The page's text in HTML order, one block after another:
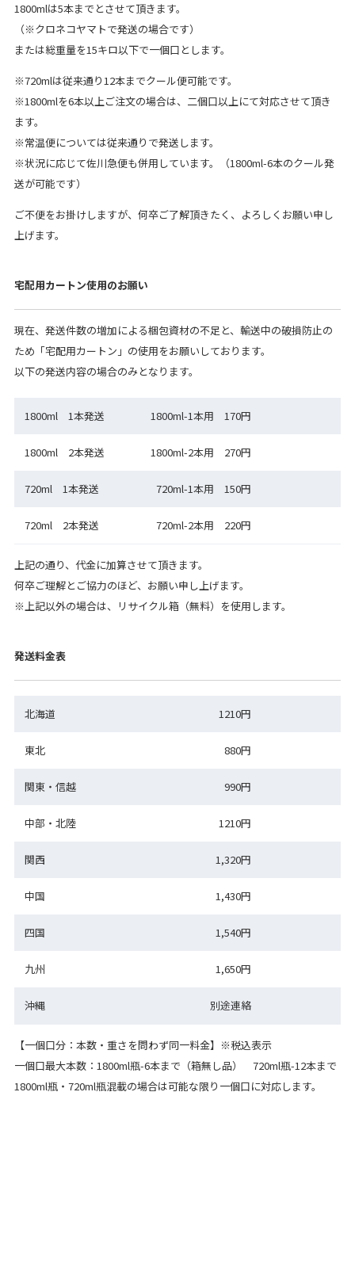
1800mlは5本までとさせて頂きます。
（※クロネコヤマトで発送の場合です）
または総重量を15キロ以下で一個口とします。
※720mlは従来通り12本までクール便可能です。
※1800mlを6本以上ご注文の場合は、二個口以上にて対応させて頂き
ます。
※常温便については従来通りで発送します。
※状況に応じて佐川急便も併用しています。（1800ml-6本のクール発
送が可能です）
ご不便をお掛けしますが、何卒ご了解頂きたく、よろしくお願い申し
上げます。
宅配用カートン使用のお願い
現在、発送件数の増加による梱包資材の不足と、輸送中の破損防止の
ため「宅配用カートン」の使用をお願いしております。
以下の発送内容の場合のみとなります。
1800ml 1本発送 1800ml-1本用 170円
1800ml 2本発送 1800ml-2本用 270円
720ml 1本発送 720ml-1本用 150円
720ml 2本発送 720ml-2本用 220円
上記の通り、代金に加算させて頂きます。
何卒ご理解とご協力のほど、お願い申し上げます。
※上記以外の場合は、リサイクル箱（無料）を使用します。
発送料金表
北海道 1210円
東北 880円
関東・信越 990円
中部・北陸 1210円
関西 1,320円
中国 1,430円
四国 1,540円
九州 1,650円
沖縄 別途連絡
【一個口分：本数・重さを問わず同一料金】※税込表示
一個口最大本数：1800ml瓶-6本まで（箱無し品） 720ml瓶-12本まで
1800ml瓶・720ml瓶混載の場合は可能な限り一個口に対応します。